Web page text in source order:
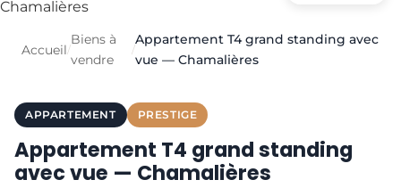
Accueil/
Biens à
vendre
/
Appartement T4 grand standing avec
vue — Chamalières
APPARTEMENT PRESTIGE
Appartement T4 grand standing
avec vue — Chamalières